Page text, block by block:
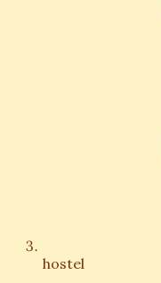
hostel